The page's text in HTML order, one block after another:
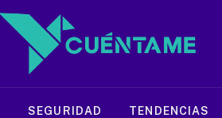
SEGURIDAD TENDENCIAS